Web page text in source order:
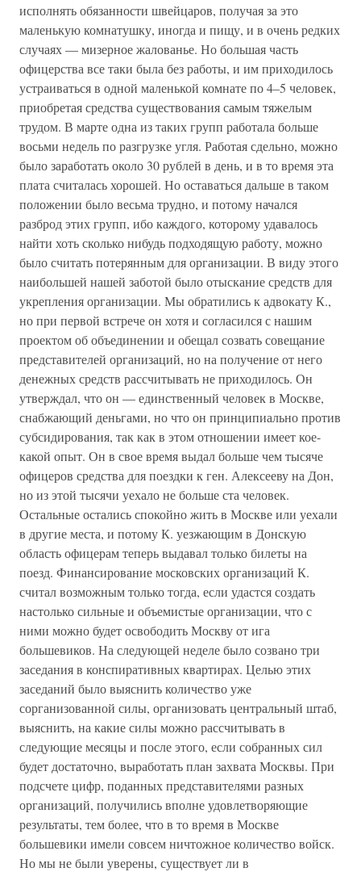
исполнять обязанности швейцаров, получая за это
маленькую комнатушку, иногда и пищу, и в очень редких
случаях — мизерное жалованье. Но большая часть
офицерства все таки была без работы, и им приходилось
устраиваться в одной маленькой комнате по 4–5 человек,
приобретая средства существования самым тяжелым
трудом. В марте одна из таких групп работала больше
восьми недель по разгрузке угля. Работая сдельно, можно
было заработать около 30 рублей в день, и в то время эта
плата считалась хорошей. Но оставаться дальше в таком
положении было весьма трудно, и потому начался
разброд этих групп, ибо каждого, которому удавалось
найти хоть сколько нибудь подходящую работу, можно
было считать потерянным для организации. В виду этого
наибольшей нашей заботой было отыскание средств для
укрепления организации. Мы обратились к адвокату К.,
но при первой встрече он хотя и согласился с нашим
проектом об объединении и обещал созвать совещание
представителей организаций, но на получение от него
денежных средств рассчитывать не приходилось. Он
утверждал, что он — единственный человек в Москве,
снабжающий деньгами, но что он принципиально против
субсидирования, так как в этом отношении имеет кое-
какой опыт. Он в свое время выдал больше чем тысяче
офицеров средства для поездки к ген. Алексееву на Дон,
но из этой тысячи уехало не больше ста человек.
Остальные остались спокойно жить в Москве или уехали
в другие места, и потому К. уезжающим в Донскую
область офицерам теперь выдавал только билеты на
поезд. Финансирование московских организаций К.
считал возможным только тогда, если удастся создать
настолько сильные и объемистые организации, что с
ними можно будет освободить Москву от ига
большевиков. На следующей неделе было созвано три
заседания в конспиративных квартирах. Целью этих
заседаний было выяснить количество уже
сорганизованной силы, организовать центральный штаб,
выяснить, на какие силы можно рассчитывать в
следующие месяцы и после этого, если собранных сил
будет достаточно, выработать план захвата Москвы. При
подсчете цифр, поданных представителями разных
организаций, получились вполне удовлетворяющие
результаты, тем более, что в то время в Москве
большевики имели совсем ничтожное количество войск.
Но мы не были уверены, существует ли в